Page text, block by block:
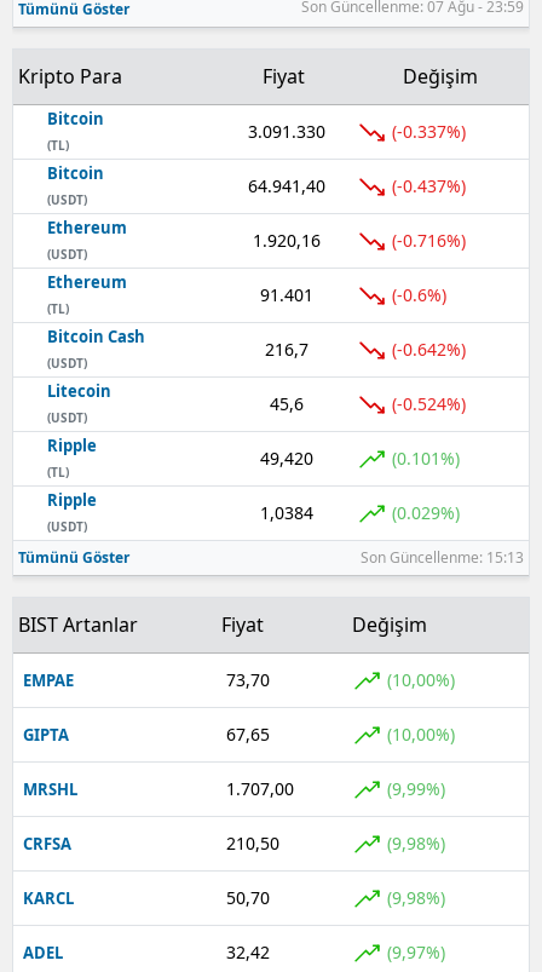
Sinop
Sivas
Tekirdağ
Tokat
Trabzon
Şanlıurfa
Uşak
Van
Zonguldak
Aksaray
Bayburt
Karaman
Kırıkkale
Batman
Şırnak
Tümünü Göster Son Güncellenme: 07 Ağu - 23:59
Kripto Para Fiyat Değişim
Bitcoin
(TL)
3.091.330 (-0.337%)
Bitcoin
(USDT)
64.941,40 (-0.437%)
Ethereum
(USDT)
1.920,16 (-0.716%)
Ethereum
(TL)
91.401 (-0.6%)
Bitcoin Cash
(USDT)
216,7 (-0.642%)
Litecoin
(USDT)
45,6 (-0.524%)
Ripple
(TL)
49,420 (0.101%)
Ripple
(USDT)
1,0384 (0.029%)
Tümünü Göster Son Güncellenme: 15:13
BIST Artanlar Fiyat Değişim
EMPAE 73,70 (10,00%)
GIPTA 67,65 (10,00%)
MRSHL 1.707,00 (9,99%)
CRFSA 210,50 (9,98%)
KARCL 50,70 (9,98%)
ADEL 32,42 (9,97%)